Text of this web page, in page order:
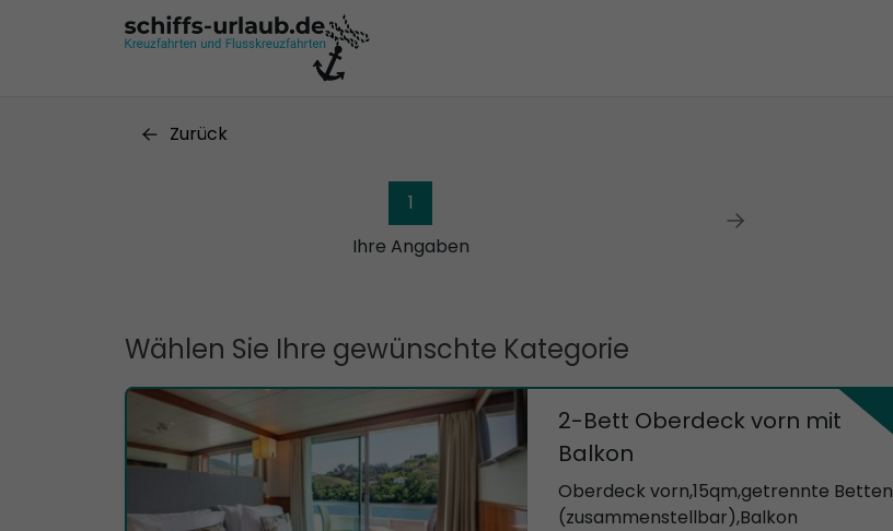
Zurück
1
Ihre Angaben
Wählen Sie Ihre gewünschte Kategorie
2-Bett Oberdeck vorn mit
Balkon
Oberdeck vorn,15qm,getrennte Betten
(zusammenstellbar),Balkon